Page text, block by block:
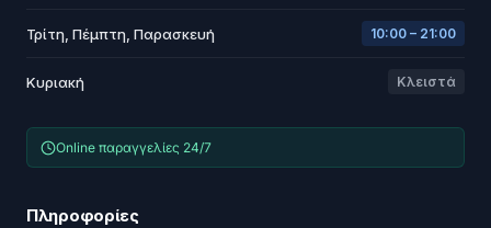
Τρίτη, Πέμπτη, Παρασκευή 10:00 – 21:00
Κυριακή Κλειστά
Online παραγγελίες 24/7
Πληροφορίες